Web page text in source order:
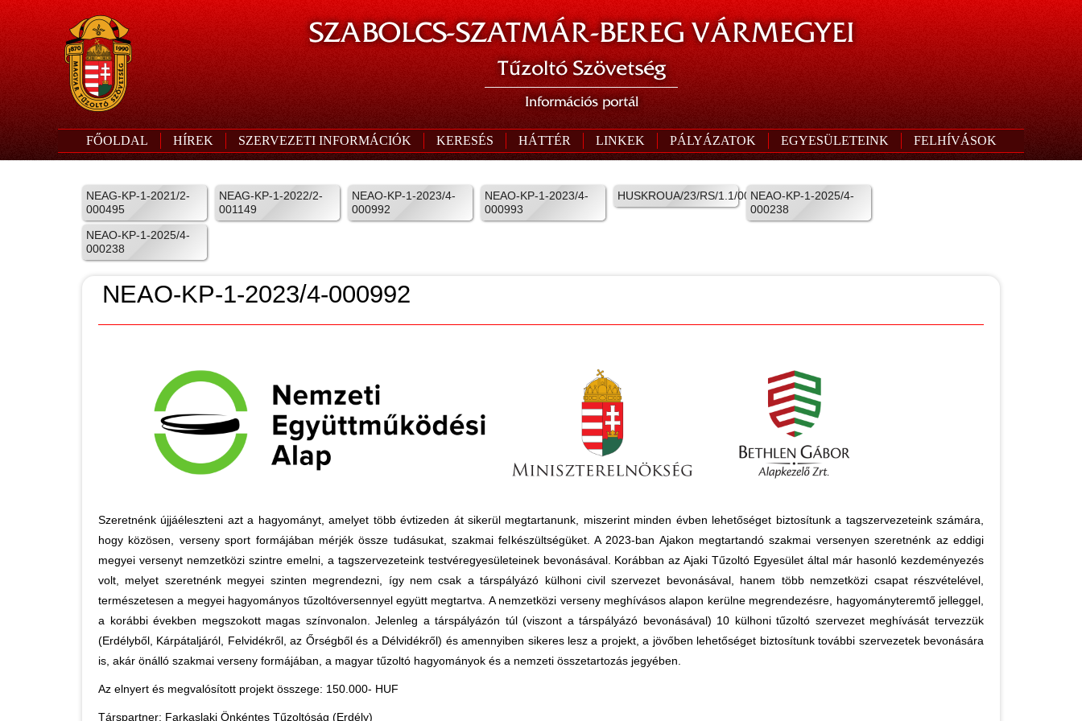
SZABOLCS-SZATMÁR-BEREG VÁRMEGYEI
Tűzoltó Szövetség
Információs portál
FŐOLDAL HÍREK SZERVEZETI INFORMÁCIÓK KERESÉS HÁTTÉR LINKEK PÁLYÁZATOK EGYESÜLETEINK FELHÍVÁSOK
NEAG-KP-1-2021/2-
000495
NEAG-KP-1-2022/2-
001149
NEAO-KP-1-2023/4-
000992
NEAO-KP-1-2023/4-
000993
HUSKROUA/23/RS/1.1/001NEAO-KP-1-2025/4-
000238
NEAO-KP-1-2025/4-
000238
NEAO-KP-1-2023/4-000992
Szeretnénk újjáéleszteni azt a hagyományt, amelyet több évtizeden át sikerül megtartanunk, miszerint minden évben lehetőséget biztosítunk a tagszervezeteink számára,
hogy közösen, verseny sport formájában mérjék össze tudásukat, szakmai felkészültségüket. A 2023-ban Ajakon megtartandó szakmai versenyen szeretnénk az eddigi
megyei versenyt nemzetközi szintre emelni, a tagszervezeteink testvéregyesületeinek bevonásával. Korábban az Ajaki Tűzoltó Egyesület által már hasonló kezdeményezés
volt, melyet szeretnénk megyei szinten megrendezni, így nem csak a társpályázó külhoni civil szervezet bevonásával, hanem több nemzetközi csapat részvételével,
természetesen a megyei hagyományos tűzoltóversennyel együtt megtartva. A nemzetközi verseny meghívásos alapon kerülne megrendezésre, hagyományteremtő jelleggel,
a korábbi években megszokott magas színvonalon. Jelenleg a társpályázón túl (viszont a társpályázó bevonásával) 10 külhoni tűzoltó szervezet meghívását tervezzük
(Erdélyből, Kárpátaljáról, Felvidékről, az Őrségből és a Délvidékről) és amennyiben sikeres lesz a projekt, a jövőben lehetőséget biztosítunk további szervezetek bevonására
is, akár önálló szakmai verseny formájában, a magyar tűzoltó hagyományok és a nemzeti összetartozás jegyében.
Az elnyert és megvalósított projekt összege: 150.000- HUF
Társpartner: Farkaslaki Önkéntes Tűzoltóság (Erdély)